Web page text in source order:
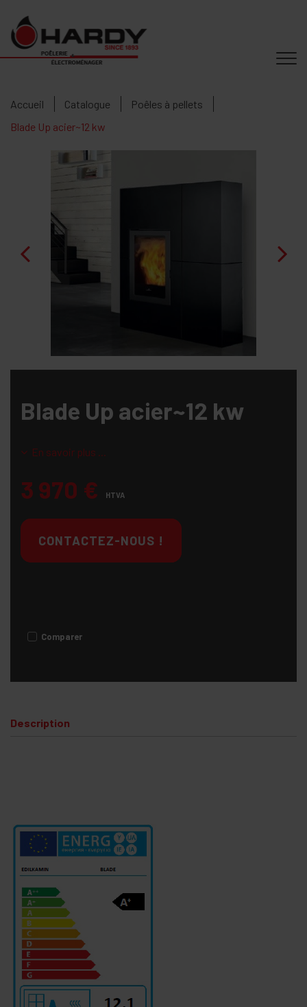
Accueil Catalogue
Poêles à pellets
Blade Up acier~12 kw
Blade Up acier~12 kw
En savoir plus ...
3 970 € HTVA
CONTACTEZ-NOUS !
Comparer
Description